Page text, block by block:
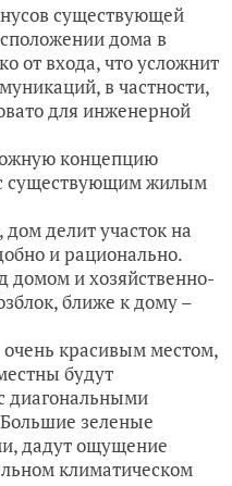
существующей
дома в
от входа, что усложнит
в частности,
для инженерной
концепцию
с существующим жилым
делит участок на
и рационально.
домом и хозяйственно-
ближе к дому –
очень красивым местом,
будут
диагональными
зеленые
дадут ощущение
климатическом